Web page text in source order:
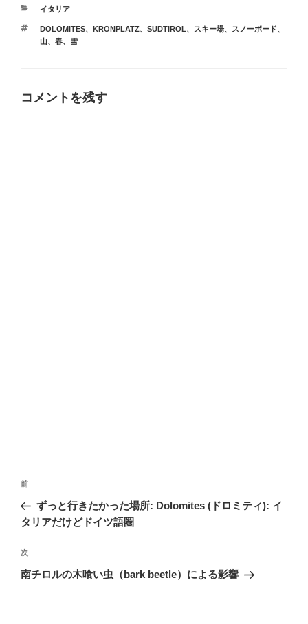
カ
ゴ
リ
イタリア
タ
グ
DOLOMITES、 KRONPLATZ、 SÜDTIROL、 スキー場、 スノーボード、
山、 春、 雪
コメントを残す
投
ナ
ゲ
ー
前
の
投
前
ずっと行きたかった場所: Dolomites (ドロミティ): イ
タリアだけどドイツ語圏
次
の
次
南チロルの木喰い虫（bark beetle）による影響